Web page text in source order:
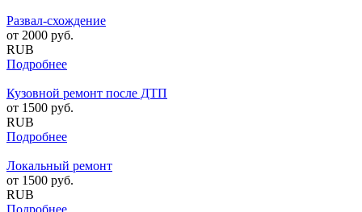
Развал-схождение
от 2000 руб.
RUB
Подробнее
Кузовной ремонт после ДТП
от 1500 руб.
RUB
Подробнее
Локальный ремонт
от 1500 руб.
RUB